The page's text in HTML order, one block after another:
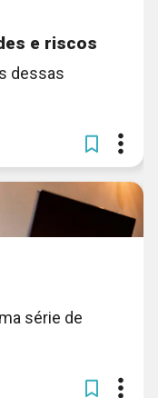
e riscos
dessas
série de